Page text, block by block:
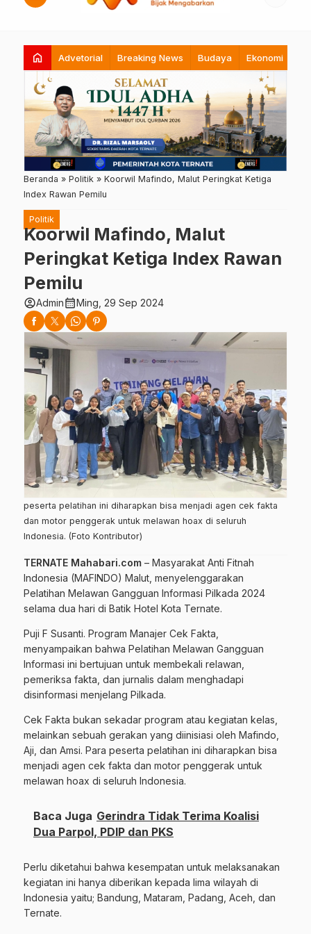
home Advetorial Breaking News Budaya Ekonomi
Beranda » Politik » Koorwil Mafindo, Malut Peringkat Ketiga
Index Rawan Pemilu
Politik
Koorwil Mafindo, Malut
Peringkat Ketiga Index Rawan
Pemilu
account_circleAdmincalendar_monthMing, 29 Sep 2024
peserta pelatihan ini diharapkan bisa menjadi agen cek fakta
dan motor penggerak untuk melawan hoax di seluruh
Indonesia. (Foto Kontributor)
TERNATE Mahabari.com – Masyarakat Anti Fitnah
Indonesia (MAFINDO) Malut, menyelenggarakan
Pelatihan Melawan Gangguan Informasi Pilkada 2024
selama dua hari di Batik Hotel Kota Ternate.
Puji F Susanti. Program Manajer Cek Fakta,
menyampaikan bahwa Pelatihan Melawan Gangguan
Informasi ini bertujuan untuk membekali relawan,
pemeriksa fakta, dan jurnalis dalam menghadapi
disinformasi menjelang Pilkada.
Cek Fakta bukan sekadar program atau kegiatan kelas,
melainkan sebuah gerakan yang diinisiasi oleh Mafindo,
Aji, dan Amsi. Para peserta pelatihan ini diharapkan bisa
menjadi agen cek fakta dan motor penggerak untuk
melawan hoax di seluruh Indonesia.
Baca Juga Gerindra Tidak Terima Koalisi
Dua Parpol, PDIP dan PKS
Perlu diketahui bahwa kesempatan untuk melaksanakan
kegiatan ini hanya diberikan kepada lima wilayah di
Indonesia yaitu; Bandung, Mataram, Padang, Aceh, dan
Ternate.